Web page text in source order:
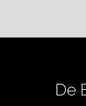
De